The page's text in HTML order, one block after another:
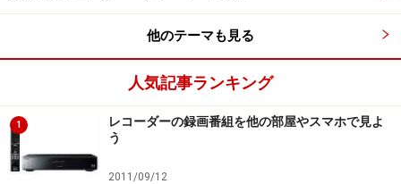
他のテーマも見る
人気記事ランキング
1
レコーダーの録画番組を他の部屋やスマホで見よ
う
2011/09/12